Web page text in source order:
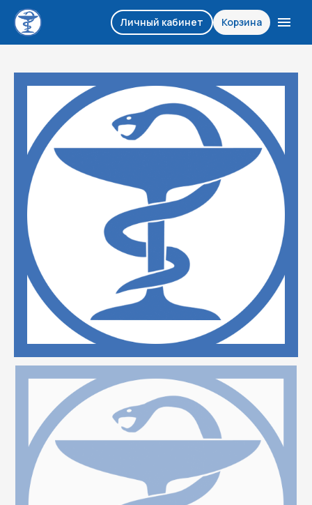
Личный кабинет Корзина